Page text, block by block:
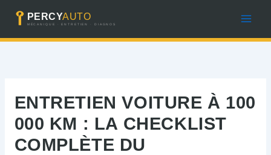
contenu
ENTRETIEN VOITURE À 100
000 KM : LA CHECKLIST
COMPLÈTE DU